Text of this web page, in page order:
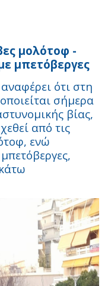
μολότοφ -
μπετόβεργες
ότι στη
σήμερα
βίας,
από τις
ενώ